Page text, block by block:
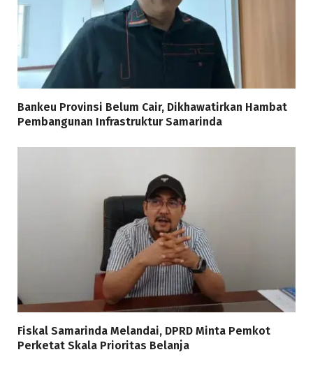
Bankeu Provinsi Belum Cair, Dikhawatirkan Hambat
Pembangunan Infrastruktur Samarinda
Fiskal Samarinda Melandai, DPRD Minta Pemkot
Perketat Skala Prioritas Belanja